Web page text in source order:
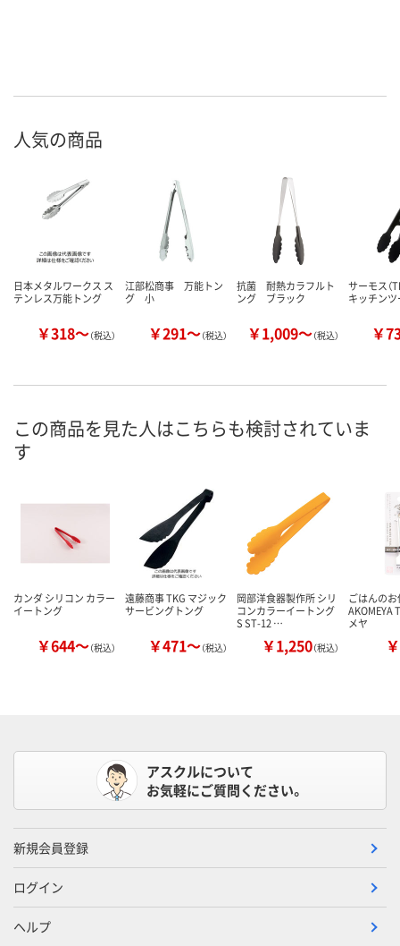
人気の商品
日本メタルワークス ス
テンレス万能トング
￥318～（税込）
江部松商事 万能トン
グ 小
￥291～（税込）
抗菌 耐熱カラフルト
ング ブラック
￥1,009～（税込）
サーモス（
キッチン
￥
この商品を見た人はこちらも検討されていま
す
カンダ シリコン カラー
イートング
￥644～（税込）
遠藤商事 TKG マジック
サービングトング
￥471～（税込）
岡部洋食器製作所 シリ
コンカラーイートング
S ST-12 …
￥1,250（税込）
ごはんの
AKOMEYA
メヤ
アスクルについて
お気軽にご質問ください。
新規会員登録
ログイン
ヘルプ